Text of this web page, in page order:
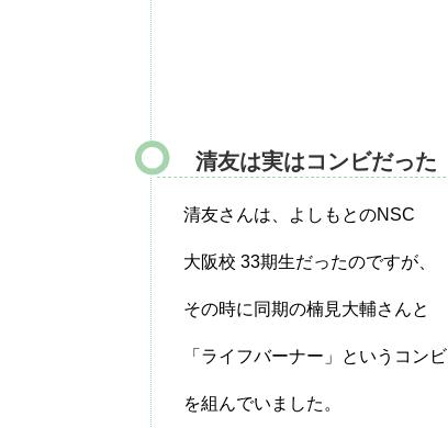
清友は実はコンビだった
清友さんは、よしもとのNSC
大阪校 33期生だったのですが、
その時に同期の楠見大輔さんと
「ライフバーナー」というコンビ
を組んでいました。